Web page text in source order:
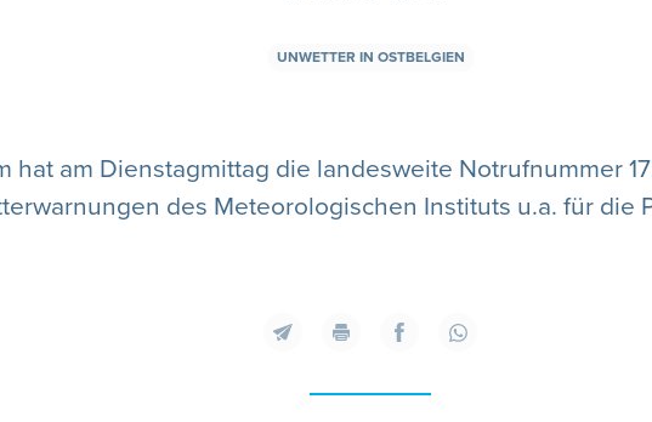
UNWETTER IN OSTBELGIEN
hat am Dienstagmittag die landesweite Notrufnummer
des Meteorologischen Instituts u.a. für die